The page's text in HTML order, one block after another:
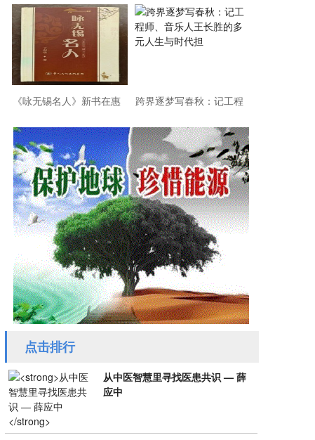
——著名画家金晓海作品
欣赏
性的克星中医世家六代传
人
《咏无锡名人》新书在惠
山区阳山中学举行首发仪
式
跨界逐梦写春秋：记工程
师、音乐人王长胜的多元
人生与时代担
点击排行
从中医智慧里寻找医患共识 — 薛
应中